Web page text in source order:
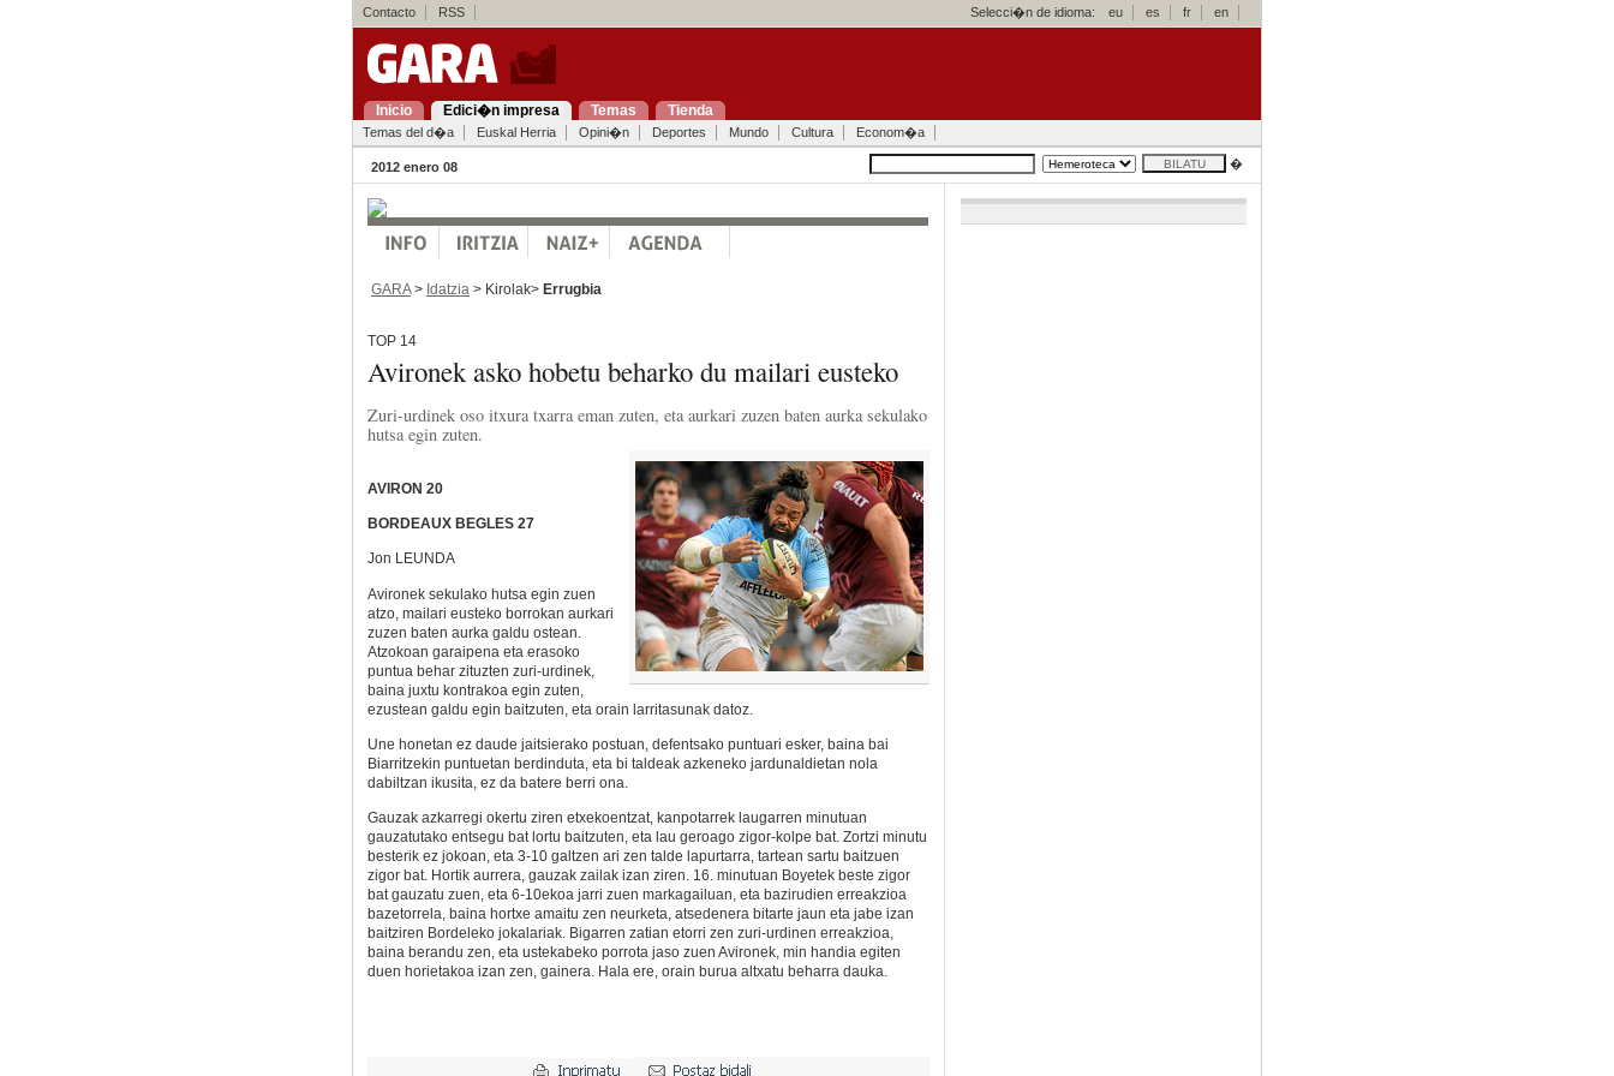
Contacto RSS Selecci�n de idioma: eu es fr en
Inicio Edici�n impresa Temas Tienda
Temas del d�a Euskal Herria Opini�n Deportes Mundo Cultura Econom�a
2012 enero 08 �
GARA> Idatzia > Kirolak> Errugbia
TOP 14
Avironek asko hobetu beharko du mailari eusteko
Zuri-urdinek oso itxura txarra eman zuten, eta aurkari zuzen baten aurka sekulako
hutsa egin zuten.
AVIRON 20
BORDEAUX BEGLES 27
Jon LEUNDA
Avironek sekulako hutsa egin zuen
atzo, mailari eusteko borrokan aurkari
zuzen baten aurka galdu ostean.
Atzokoan garaipena eta erasoko
puntua behar zituzten zuri-urdinek,
baina juxtu kontrakoa egin zuten,
ezustean galdu egin baitzuten, eta orain larritasunak datoz.
Une honetan ez daude jaitsierako postuan, defentsako puntuari esker, baina bai
Biarritzekin puntuetan berdinduta, eta bi taldeak azkeneko jardunaldietan nola
dabiltzan ikusita, ez da batere berri ona.
Gauzak azkarregi okertu ziren etxekoentzat, kanpotarrek laugarren minutuan
gauzatutako entsegu bat lortu baitzuten, eta lau geroago zigor-kolpe bat. Zortzi minutu
besterik ez jokoan, eta 3-10 galtzen ari zen talde lapurtarra, tartean sartu baitzuen
zigor bat. Hortik aurrera, gauzak zailak izan ziren. 16. minutuan Boyetek beste zigor
bat gauzatu zuen, eta 6-10ekoa jarri zuen markagailuan, eta bazirudien erreakzioa
bazetorrela, baina hortxe amaitu zen neurketa, atsedenera bitarte jaun eta jabe izan
baitziren Bordeleko jokalariak. Bigarren zatian etorri zen zuri-urdinen erreakzioa,
baina berandu zen, eta ustekabeko porrota jaso zuen Avironek, min handia egiten
duen horietakoa izan zen, gainera. Hala ere, orain burua altxatu beharra dauka.